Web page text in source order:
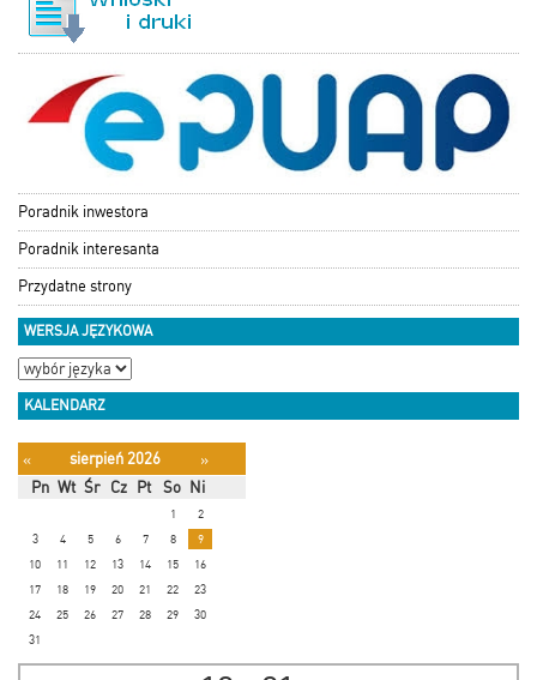
Poradnik inwestora
Poradnik interesanta
Przydatne strony
WERSJA JĘZYKOWA
KALENDARZ
« sierpień 2026
»
Pn Wt Śr Cz Pt So Ni
1
2
3
4 5 6 7 8
9
10
11 12 13 14 15
16
17
18 19 20 21 22
23
24
25 26 27 28 29
30
31